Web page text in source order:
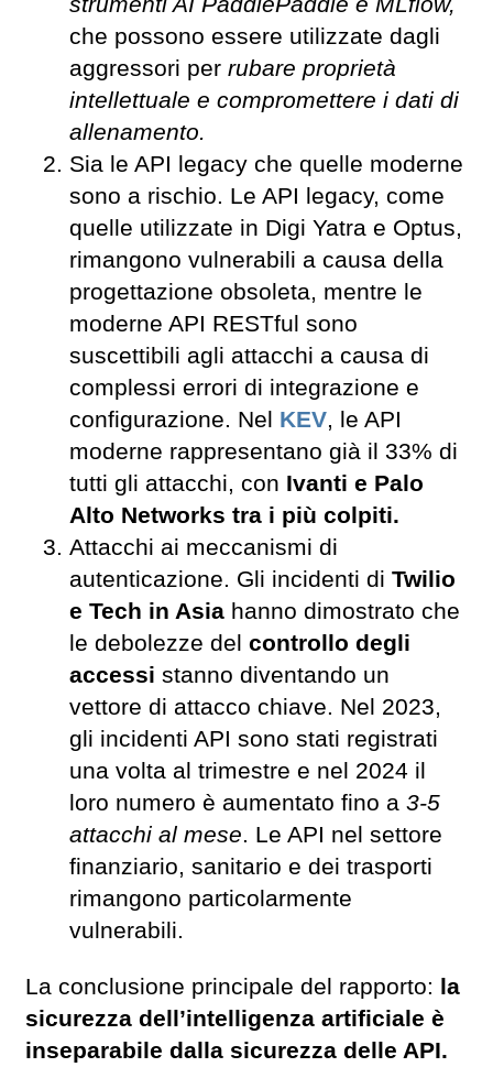
che possono essere utilizzate dagli
aggressori per rubare proprietà
intellettuale e compromettere i dati di
allenamento.
Sia le API legacy che quelle moderne
sono a rischio. Le API legacy, come
quelle utilizzate in Digi Yatra e Optus,
rimangono vulnerabili a causa della
progettazione obsoleta, mentre le
moderne API RESTful sono
suscettibili agli attacchi a causa di
complessi errori di integrazione e
configurazione. Nel KEV, le API
moderne rappresentano già il 33% di
tutti gli attacchi, con Ivanti e Palo
Alto Networks tra i più colpiti.
Attacchi ai meccanismi di
autenticazione. Gli incidenti di Twilio
e Tech in Asia hanno dimostrato che
le debolezze del controllo degli
accessi stanno diventando un
vettore di attacco chiave. Nel 2023,
gli incidenti API sono stati registrati
una volta al trimestre e nel 2024 il
loro numero è aumentato fino a 3-5
attacchi al mese. Le API nel settore
finanziario, sanitario e dei trasporti
rimangono particolarmente
vulnerabili.
La conclusione principale del rapporto: la
sicurezza dell’intelligenza artificiale è
inseparabile dalla sicurezza delle API.